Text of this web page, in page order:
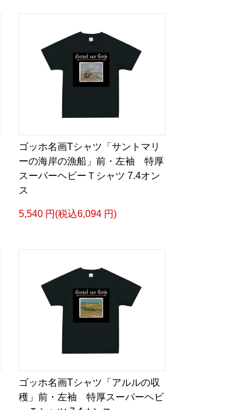
ゴッホ名画Tシャツ「サントマリ
ーの海岸の漁船」前・左袖 特厚
スーパーヘビーＴシャツ 7.4オン
ス
5,540 円(税込6,094 円)
ゴッホ名画Tシャツ「アルルの収
穫」前・左袖 特厚スーパーヘビ